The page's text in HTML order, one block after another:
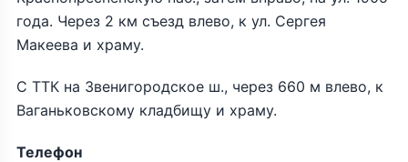
года. Через 2 км съезд влево, к ул. Сергея
Макеева и храму.
С ТТК на Звенигородское ш., через 660 м влево, к
Ваганьковскому кладбищу и храму.
Телефон